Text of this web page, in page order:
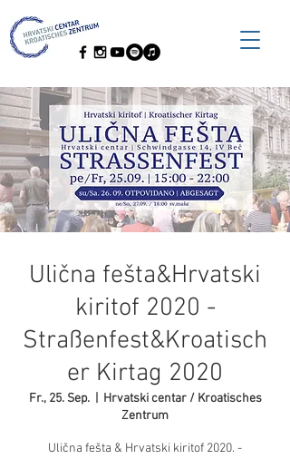
Ulična fešta&Hrvatski
kiritof 2020 -
Straßenfest&Kroatisch
er Kirtag 2020
Fr., 25. Sep.
  |
Hrvatski centar / Kroatisches
Zentrum
Ulična fešta & Hrvatski kiritof 2020. -